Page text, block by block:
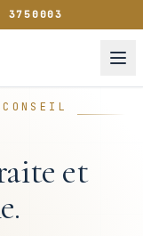
3750003
et